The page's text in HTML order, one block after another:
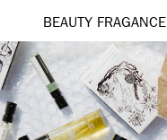
BEAUTY FRAGANCE